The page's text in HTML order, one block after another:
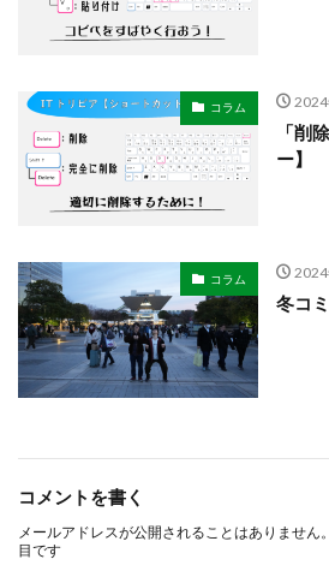
コラム
「削
ー】
コラム
冬コ
コメントを書く
メールアドレスが公開されることはありません。
目です